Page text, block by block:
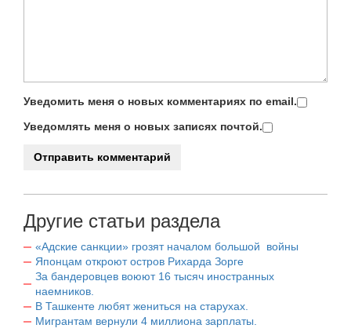
Уведомить меня о новых комментариях по email.
Уведомлять меня о новых записях почтой.
Другие статьи раздела
«Адские санкции» грозят началом большой войны
Японцам откроют остров Рихарда Зорге
За бандеровцев воюют 16 тысяч иностранных
наемников.
В Ташкенте любят жениться на старухах.
Мигрантам вернули 4 миллиона зарплаты.